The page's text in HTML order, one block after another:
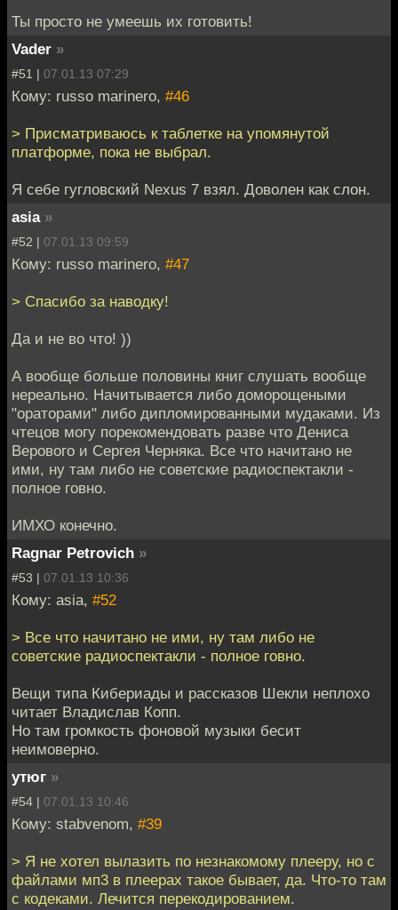
Ты просто не умеешь их готовить!
Vader »
#51 | 07.01.13 07:29
Кому: russo marinero, #46
> Присматриваюсь к таблетке на упомянутой
платформе, пока не выбрал.
Я себе гугловский Nexus 7 взял. Доволен как слон.
asia »
#52 | 07.01.13 09:59
Кому: russo marinero, #47
> Спасибо за наводку!
Да и не во что! ))
А вообще больше половины книг слушать вообще
нереально. Начитывается либо доморощеными
"ораторами" либо дипломированными мудаками. Из
чтецов могу порекомендовать разве что Дениса
Верового и Сергея Черняка. Все что начитано не
ими, ну там либо не советские радиоспектакли -
полное говно.
ИМХО конечно.
Ragnar Petrovich »
#53 | 07.01.13 10:36
Кому: asia, #52
> Все что начитано не ими, ну там либо не
советские радиоспектакли - полное говно.
Вещи типа Кибериады и рассказов Шекли неплохо
читает Владислав Копп.
Но там громкость фоновой музыки бесит
неимоверно.
утюг »
#54 | 07.01.13 10:46
Кому: stabvenom, #39
> Я не хотел вылазить по незнакомому плееру, но с
файлами мп3 в плеерах такое бывает, да. Что-то там
с кодеками. Лечится перекодированием.